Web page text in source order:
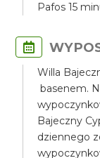
Pafos 15
Willa
basenem.
Bajeczny
dziennego